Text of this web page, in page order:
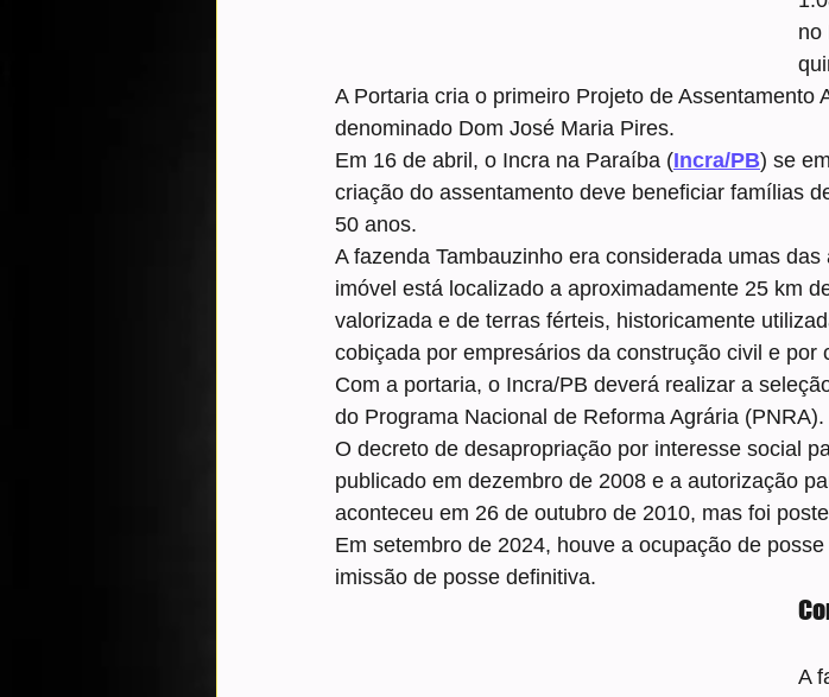
no
A Portaria cria o primeiro Projeto de Assentamento
denominado Dom José Maria Pires.
Em 16 de abril, o Incra na Paraíba (Incra/PB) se
criação do assentamento deve beneficiar famílias
50 anos.
A fazenda Tambauzinho era considerada umas
imóvel está localizado a aproximadamente 25 km
valorizada e de terras férteis, historicamente
cobiçada por empresários da construção civil e por
Com a portaria, o Incra/PB deverá realizar a
do Programa Nacional de Reforma Agrária (PNRA).
O decreto de desapropriação por interesse social
publicado em dezembro de 2008 e a autorização
aconteceu em 26 de outubro de 2010, mas foi
Em setembro de 2024, houve a ocupação de
imissão de posse definitiva.
A